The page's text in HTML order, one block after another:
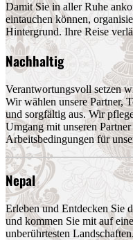
Damit Sie in aller Ruhe
eintauchen können,
Hintergrund. Ihre Reise
Nachhaltig
Verantwortungsvoll setzen
Wir wählen unsere Partner,
und sorgfältig aus. Wir
Umgang mit unseren
Arbeitsbedingungen für
Nepal
Erleben und Entdecken Sie
und kommen Sie mit auf
unberührtesten